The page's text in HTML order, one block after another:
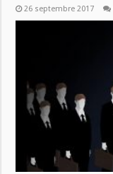
26 septembre 2017